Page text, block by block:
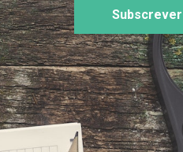
Subscrever